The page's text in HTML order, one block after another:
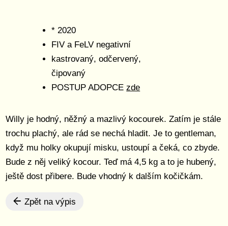
Willy je hodný, něžný a mazlivý kocourek. Zatím je stále
trochu plachý, ale rád se nechá hladit. Je to gentleman,
když mu holky okupují misku, ustoupí a čeká, co zbyde.
Bude z něj veliký kocour. Teď má 4,5 kg a to je hubený,
ještě dost přibere. Bude vhodný k dalším kočičkám.
Zpět na výpis
* 2020
FIV a FeLV negativní
kastrovaný, odčervený,
čipovaný
POSTUP ADOPCEzde